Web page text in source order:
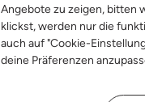
Angebote zu zeigen, bitten
klickst, werden nur die
auch auf "Cookie-
deine Präferenzen